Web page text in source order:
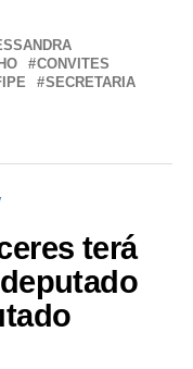
CONVITES
SECRETARIA
terá